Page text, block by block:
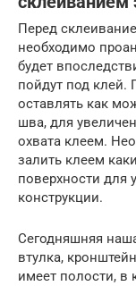
Перед
необходимо
будет
пойдут под клей.
оставлять как
шва, для
охвата клеем.
залить клеем
поверхности для
конструкции.
Сегодняшняя
втулка,
имеет полости, в